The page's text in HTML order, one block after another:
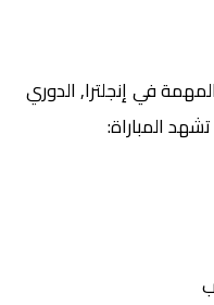
في إنجلترا, الدوري
المباراة: